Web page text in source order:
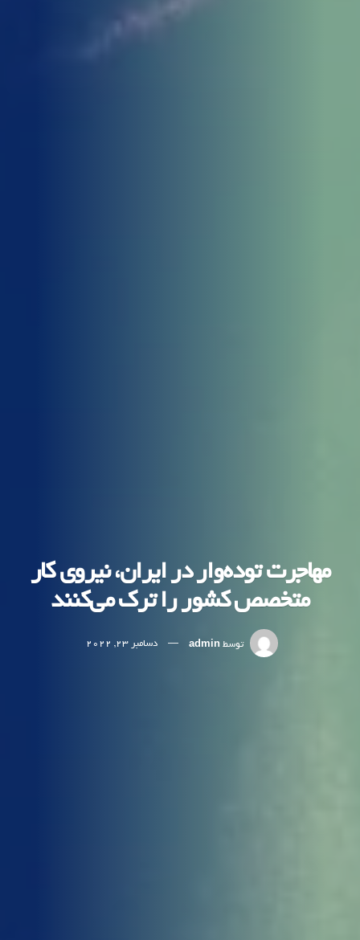
مهاجرت توده‌وار در ایران، نیروی کار
متخصص کشور را ترک می‌کنند
توسط admin دسامبر 23, 2022